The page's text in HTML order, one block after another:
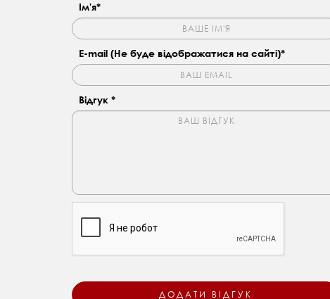
Ім'я*
E-mail (Не буде відображатися на сайті)*
Відгук *